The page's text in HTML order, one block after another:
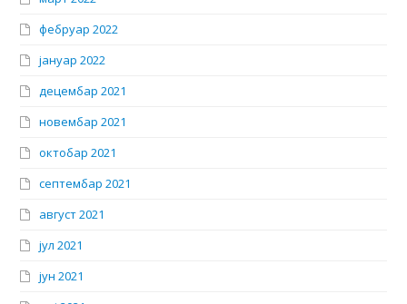
фебруар 2022
јануар 2022
децембар 2021
новембар 2021
октобар 2021
септембар 2021
август 2021
јул 2021
јун 2021